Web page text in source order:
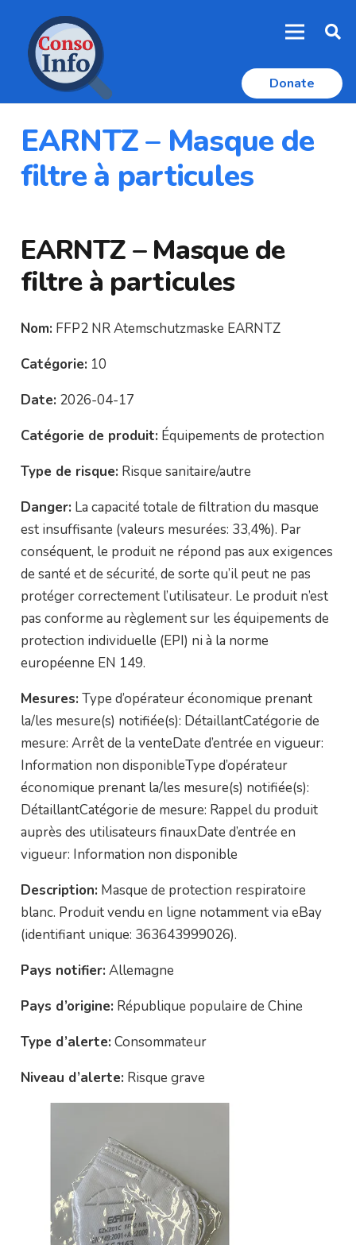
Donate
EARNTZ – Masque de
filtre à particules
EARNTZ – Masque de
filtre à particules
Nom: FFP2 NR Atemschutzmaske EARNTZ
Catégorie: 10
Date: 2026-04-17
Catégorie de produit: Équipements de protection
Type de risque: Risque sanitaire/autre
Danger: La capacité totale de filtration du masque
est insuffisante (valeurs mesurées: 33,4%). Par
conséquent, le produit ne répond pas aux exigences
de santé et de sécurité, de sorte qu’il peut ne pas
protéger correctement l’utilisateur. Le produit n’est
pas conforme au règlement sur les équipements de
protection individuelle (EPI) ni à la norme
européenne EN 149.
Mesures: Type d’opérateur économique prenant
la/les mesure(s) notifiée(s): DétaillantCatégorie de
mesure: Arrêt de la venteDate d’entrée en vigueur:
Information non disponibleType d’opérateur
économique prenant la/les mesure(s) notifiée(s):
DétaillantCatégorie de mesure: Rappel du produit
auprès des utilisateurs finauxDate d’entrée en
vigueur: Information non disponible
Description: Masque de protection respiratoire
blanc. Produit vendu en ligne notamment via eBay
(identifiant unique: 363643999026).
Pays notifier: Allemagne
Pays d’origine: République populaire de Chine
Type d’alerte: Consommateur
Niveau d’alerte: Risque grave